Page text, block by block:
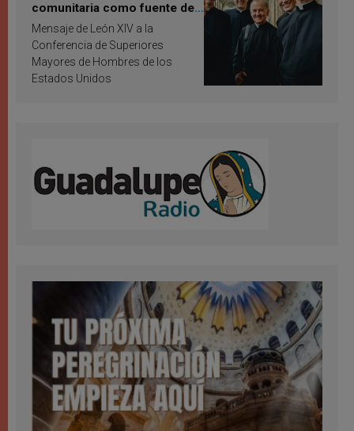
comunitaria como fuente de
inspiración y santificación
Mensaje de León XIV a la
Conferencia de Superiores
Mayores de Hombres de los
Estados Unidos